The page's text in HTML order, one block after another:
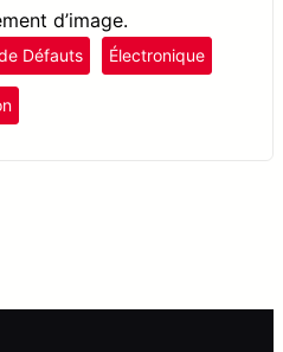
d’image.
Défauts Électronique